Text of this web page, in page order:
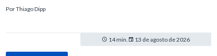
PorThiago Dipp
14 min. 13 de agosto de 2026